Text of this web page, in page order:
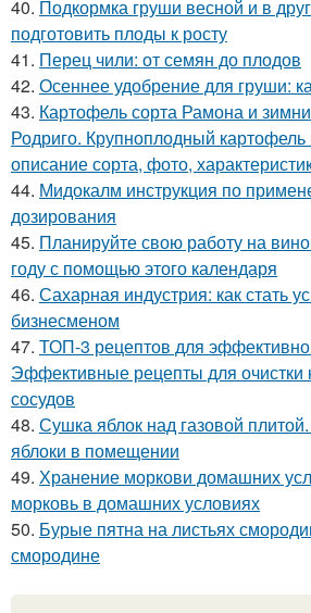
40. Подкормка груши весной и в
подготовить плоды к росту
41. Перец чили: от семян до плодов
42. Осеннее удобрение для груши:
43. Картофель сорта Рамона и
Родриго. Крупноплодный картофель
описание сорта, фото,
44. Мидокалм инструкция по
дозирования
45. Планируйте свою работу на
году с помощью этого календаря
46. Сахарная индустрия: как стать
бизнесменом
47. ТОП-3 рецептов для
Эффективные рецепты для очистки
сосудов
48. Сушка яблок над газовой
яблоки в помещении
49. Хранение моркови домашних
морковь в домашних условиях
50. Бурые пятна на листьях
смородине